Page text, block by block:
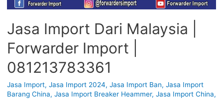
Jasa Import Dari Malaysia |
Forwarder Import |
081213783361
Jasa Import, Jasa Import 2024, Jasa Import Ban, Jasa Import
Barang China, Jasa Import Breaker Heammer, Jasa Import China,